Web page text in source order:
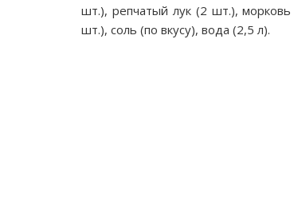
шт.), репчатый лук (2 шт.),
шт.), соль (по вкусу), вода (2,5 л).